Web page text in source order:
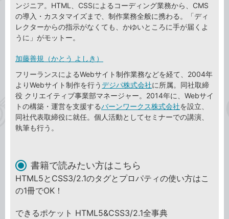
ンジニア。HTML、CSSによるコーディング業務から、CMS
の導入・カスタマイズまで、制作業務全般に携わる。「ディ
レクターからの指示がなくても、かゆいところに手が届くよ
うに」がモットー。
加藤善規（かとう よしき）
フリーランスによるWebサイト制作業務などを経て、2004年
よりWebサイト制作を行うデジパ株式会社に所属。同社取締
役 クリエイティブ事業部マネージャー。2014年に、Webサイ
トの構築・運営を支援するバーンワークス株式会社を設立、
同社代表取締役に就任。個人活動としてセミナーでの講演、
執筆も行う。
書籍で読みたい方はこちら
HTML5とCSS3/2.1のタグとプロパティの使い方はこ
の1冊でOK！
できるポケット HTML5&CSS3/2.1全事典